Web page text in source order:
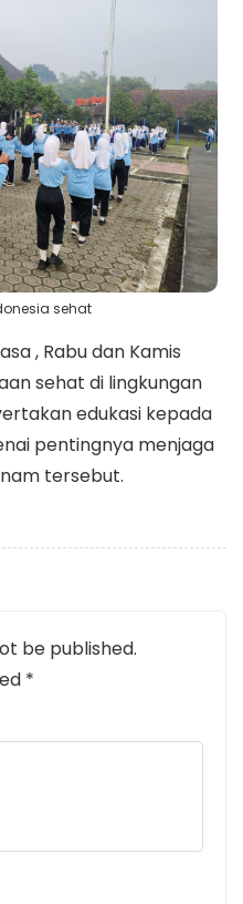
sehat
, Rabu dan Kamis
sehat di lingkungan
edukasi kepada
pentingnya menjaga
tersebut.
be published.
*